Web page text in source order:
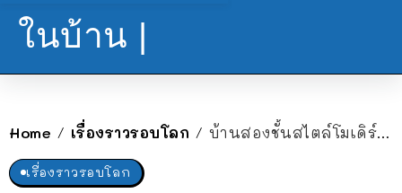
ในบ้าน |
Home / เรื่องราวรอบโลก / บ้านสองชั้นสไตล์โมเดิร์น 2 ห้องนอน พร้อมระเบียงโปร่งทอดยาว และลานกว้างเพื่อกิจกรรมกลางแจ้ง
เรื่องราวรอบโลก